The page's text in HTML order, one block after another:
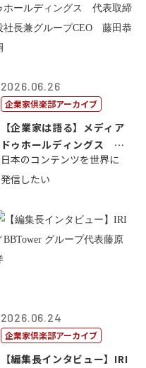
2026.06.26
企業家倶楽部アーカイブ
【企業家は語る】メディア
ドゥホールディングス 代
表取締役社長...
日本のコンテンツを世界に
発信したい
2026.06.24
企業家倶楽部アーカイブ
【編集長インタビュー】IRI